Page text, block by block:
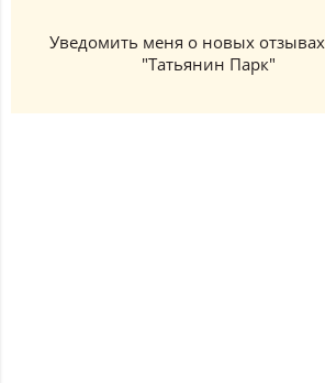
Уведомить меня о новых
"Татьянин Парк"